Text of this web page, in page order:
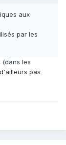
aux
par les
(dans les
pas